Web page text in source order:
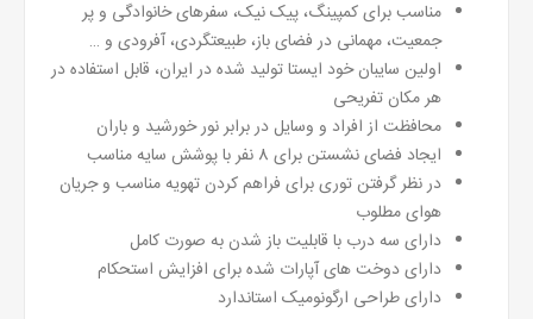
مناسب برای کمپینگ، پیک نیک، سفرهای خانوادگی و پر
جمعیت، مهمانی در فضای باز، طبیعتگردی، آفرودی و …
اولین سایبان خود ایستا تولید شده در ایران، قابل استفاده در
هر مکان تفریحی
محافظت از افراد و وسایل در برابر نور خورشید و باران
ایجاد فضای نشستن برای 8 نفر با پوشش سایه‌ مناسب
در نظر گرفتن توری برای فراهم کردن تهویه مناسب و جریان
هوای مطلوب
دارای سه درب با قابلیت باز شدن به صورت کامل
دارای دوخت‌ های آپارات شده برای افزایش استحکام
دارای طراحی ارگونومیک استاندارد